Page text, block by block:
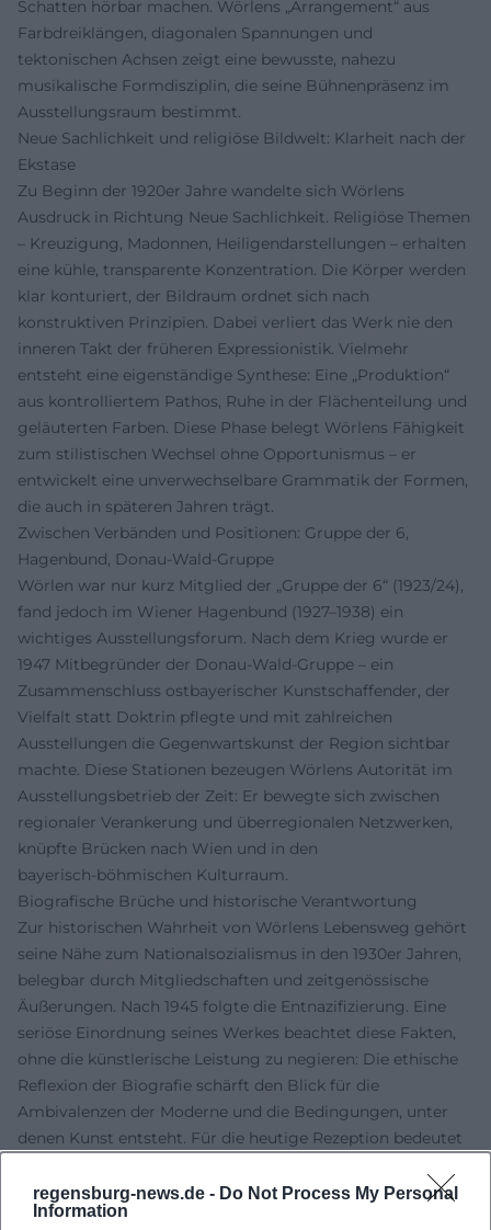
regensburg-news.de - Do Not Process My Personal
Information
Schatten hörbar machen. Wörlens „Arrangement“ aus
Farbdreiklängen, diagonalen Spannungen und
tektonischen Achsen zeigt eine bewusste, nahezu
musikalische Formdisziplin, die seine Bühnenpräsenz im
Ausstellungsraum bestimmt.
Neue Sachlichkeit und religiöse Bildwelt: Klarheit nach der
Ekstase
Zu Beginn der 1920er Jahre wandelte sich Wörlens
Ausdruck in Richtung Neue Sachlichkeit. Religiöse Themen
– Kreuzigung, Madonnen, Heiligendarstellungen – erhalten
eine kühle, transparente Konzentration. Die Körper werden
klar konturiert, der Bildraum ordnet sich nach
konstruktiven Prinzipien. Dabei verliert das Werk nie den
inneren Takt der früheren Expressionistik. Vielmehr
entsteht eine eigenständige Synthese: Eine „Produktion“
aus kontrolliertem Pathos, Ruhe in der Flächenteilung und
geläuterten Farben. Diese Phase belegt Wörlens Fähigkeit
zum stilistischen Wechsel ohne Opportunismus – er
entwickelt eine unverwechselbare Grammatik der Formen,
die auch in späteren Jahren trägt.
Zwischen Verbänden und Positionen: Gruppe der 6,
Hagenbund, Donau‑Wald‑Gruppe
Wörlen war nur kurz Mitglied der „Gruppe der 6“ (1923/24),
fand jedoch im Wiener Hagenbund (1927–1938) ein
wichtiges Ausstellungsforum. Nach dem Krieg wurde er
1947 Mitbegründer der Donau‑Wald‑Gruppe – ein
Zusammenschluss ostbayerischer Kunstschaffender, der
Vielfalt statt Doktrin pflegte und mit zahlreichen
Ausstellungen die Gegenwartskunst der Region sichtbar
machte. Diese Stationen bezeugen Wörlens Autorität im
Ausstellungsbetrieb der Zeit: Er bewegte sich zwischen
regionaler Verankerung und überregionalen Netzwerken,
knüpfte Brücken nach Wien und in den
bayerisch‑böhmischen Kulturraum.
Biografische Brüche und historische Verantwortung
Zur historischen Wahrheit von Wörlens Lebensweg gehört
seine Nähe zum Nationalsozialismus in den 1930er Jahren,
belegbar durch Mitgliedschaften und zeitgenössische
Äußerungen. Nach 1945 folgte die Entnazifizierung. Eine
seriöse Einordnung seines Werkes beachtet diese Fakten,
ohne die künstlerische Leistung zu negieren: Die ethische
Reflexion der Biografie schärft den Blick für die
Ambivalenzen der Moderne und die Bedingungen, unter
denen Kunst entsteht. Für die heutige Rezeption bedeutet
studieren, Einflüsse und Kontinuitäten kritisch prüfen.
Nach 1945: Rückkehr zur Verdichtung und der Weg zur